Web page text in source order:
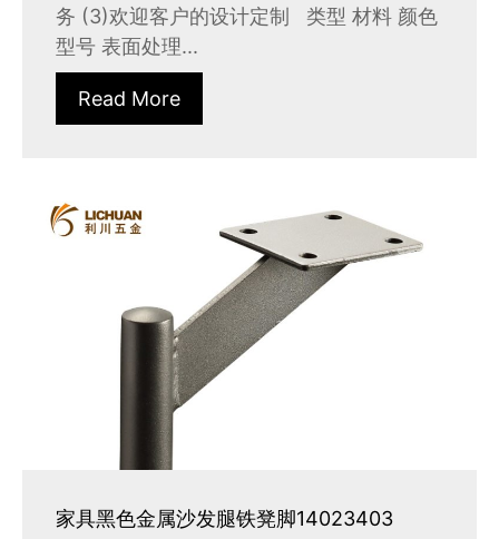
务 (3)欢迎客户的设计定制 类型 材料 颜色
型号 表面处理...
Read More
家具黑色金属沙发腿铁凳脚14023403